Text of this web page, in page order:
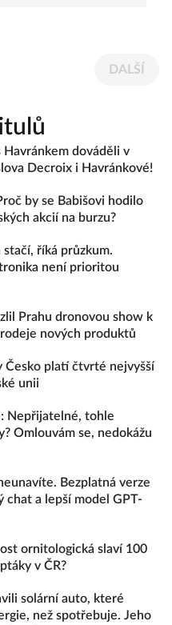
DALŠÍ
Havránkem dováděli v
Decroix i Havránkové!
by se Babišovi hodilo
akcií na burzu?
stačí, říká průzkum.
není prioritou
Prahu dronovou show k
nových produktů
Česko platí čtvrté nejvyšší
unii
Nepřijatelné, tohle
Omlouvám se, nedokážu
Bezplatná verze
chat a lepší model GPT-
ornitologická slaví 100
v ČR?
solární auto, které
než spotřebuje. Jeho